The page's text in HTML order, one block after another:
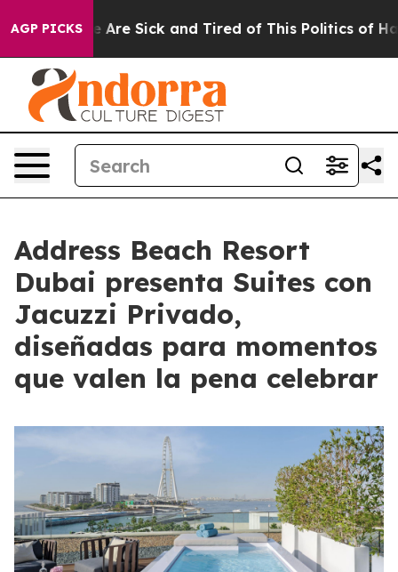
AGP PICKS
“People Are Sick and Tired of This Politics of
Address Beach Resort
Dubai presenta Suites con
Jacuzzi Privado,
diseñadas para momentos
que valen la pena celebrar